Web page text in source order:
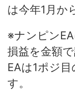
は今年1月か
※ナンピン
損益を金額
EAは1ポジ
す。